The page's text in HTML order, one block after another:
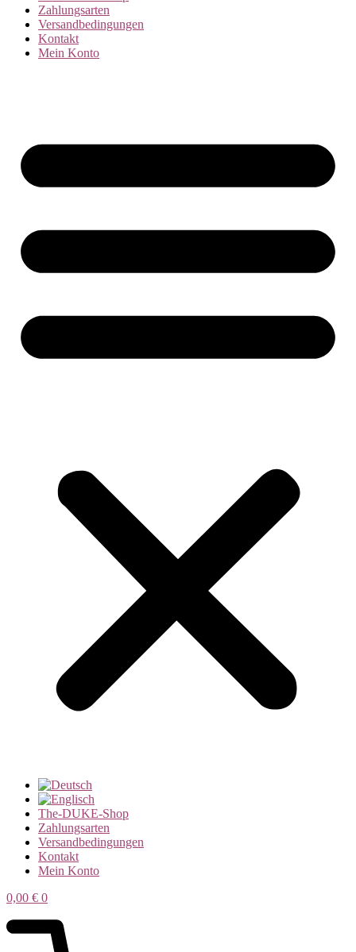
Zahlungsarten
Versandbedingungen
Kontakt
Mein Konto
The-DUKE-Shop
Zahlungsarten
Versandbedingungen
Kontakt
Mein Konto
0,00 € 0